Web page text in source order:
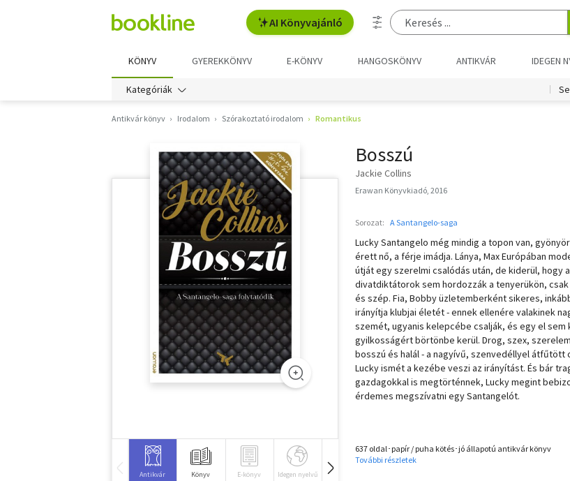
AI Könyvajánló
KÖNYV GYEREKKÖNYV E-KÖNYV HANGOSKÖNYV ANTIKVÁR IDEGEN
Kategóriák
Antikvár könyv Irodalom Szórakoztató irodalom Romantikus
Antikvár
Könyv
E-könyv Idegen nyelvű Hangoskönyv
Bosszú
Jackie Collins
Erawan Könyvkiadó, 2016
Sorozat: A Santangelo-saga
Lucky Santangelo még mindig a topon van,
érett nő, a férje imádja. Lánya, Max Európában
útját egy szerelmi csalódás után, de kiderül, hogy
divatdiktátorok sem hordozzák a tenyerükön,
és szép. Fia, Bobby üzletemberként sikeres,
irányítja klubjai életét - ennek ellenére valakinek
szemét, ugyanis kelepcébe csalják, és egy el
gyilkosságért börtönbe kerül. Drog, szex,
bosszú és halál - a nagyívű, szenvedéllyel átfűtött
Lucky ismét a kezébe veszi az irányítást. És bár
gazdagokkal is megtörténnek, Lucky megint
érdemes megszívatni egy Santangelót.
637 oldal･papír / puha kötés･jó állapotú antikvár könyv
További részletek